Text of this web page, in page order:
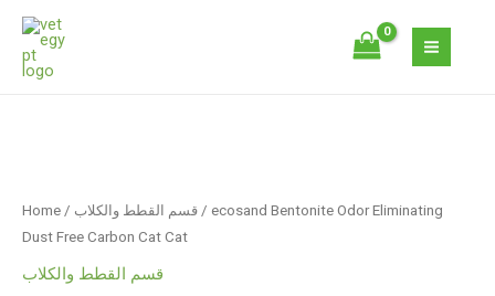
Skip
content
Home / قسم القطط والكلاب / ecosand Bentonite Odor Eliminating
Dust Free Carbon Cat Cat
قسم القطط والكلاب